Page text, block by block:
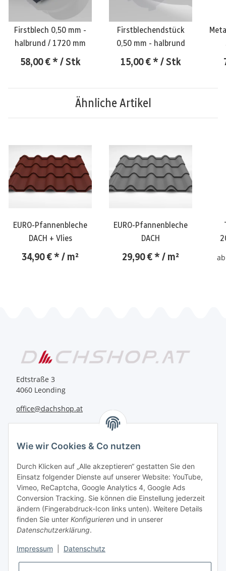
Firstblech 0,50 mm -
halbrund / 1720 mm
58,00 €* / Stk
Firstblechendstück
0,50 mm - halbrund
15,00 €* / Stk
Ähnliche Artikel
EURO-Pfannenbleche
DACH + Vlies
34,90 €* / m²
EURO-Pfannenbleche
DACH
29,90 €* / m²
Edtstraße 3
4060 Leonding
office@dachshop.at
Informationen
Sie haben Fragen zu
+43 732 67 37 27
Wie wir Cookies & Co nutzen
Durch Klicken auf „Alle akzeptieren“ gestatten Sie den
Einsatz folgender Dienste auf unserer Website: YouTube,
Vimeo, ReCaptcha, Google Analytics 4, Google Ads
Conversion Tracking. Sie können die Einstellung jederzeit
ändern (Fingerabdruck-Icon links unten). Weitere Details
finden Sie unter Konfigurieren und in unserer
Datenschutzerklärung.
Impressum Datenschutz